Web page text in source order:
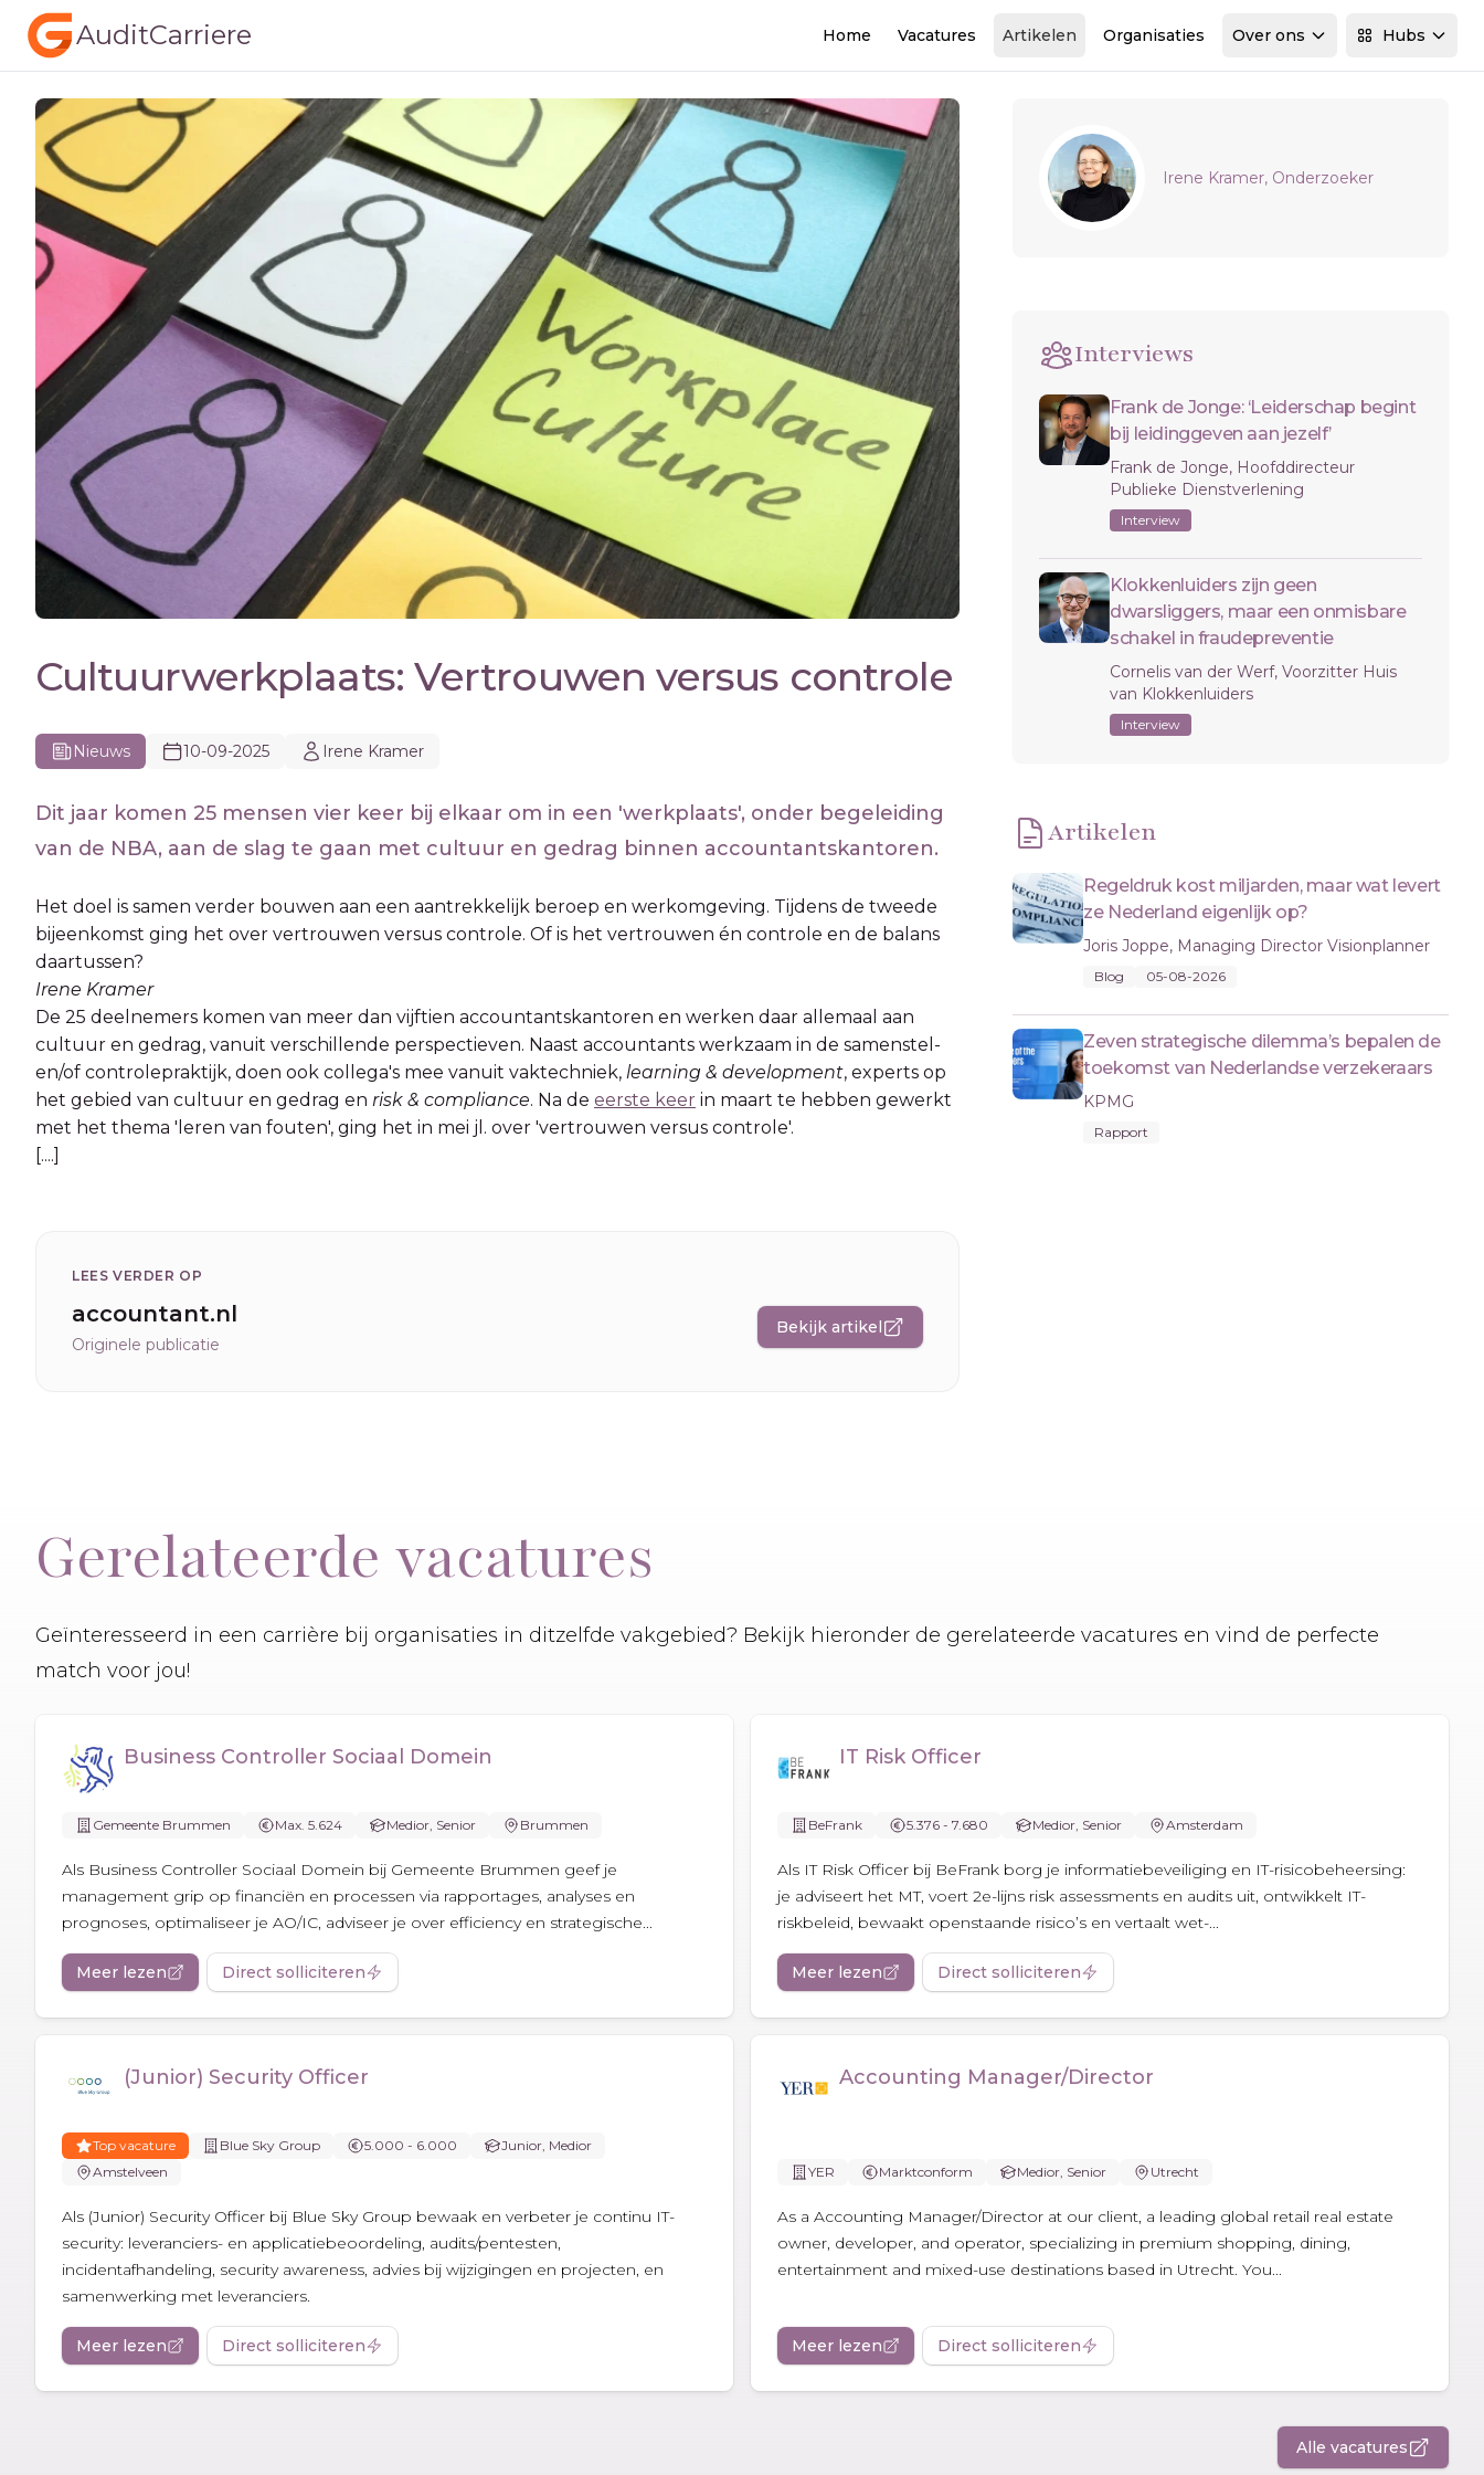
AuditCarriere Home Vacatures Artikelen Organisaties Over ons Hubs
Cultuurwerkplaats: Vertrouwen versus controle
Nieuws 10-09-2025 Irene Kramer
Dit jaar komen 25 mensen vier keer bij elkaar om in een 'werkplaats', onder begeleiding
van de NBA, aan de slag te gaan met cultuur en gedrag binnen accountantskantoren.
Het doel is samen verder bouwen aan een aantrekkelijk beroep en werkomgeving. Tijdens de tweede
bijeenkomst ging het over vertrouwen versus controle. Of is het vertrouwen én controle en de balans
daartussen?
Irene Kramer
De 25 deelnemers komen van meer dan vijftien accountantskantoren en werken daar allemaal aan
cultuur en gedrag, vanuit verschillende perspectieven. Naast accountants werkzaam in de samenstel-
en/of controlepraktijk, doen ook collega's mee vanuit vaktechniek, learning & development, experts op
het gebied van cultuur en gedrag en risk & compliance. Na de eerste keer in maart te hebben gewerkt
met het thema 'leren van fouten', ging het in mei jl. over 'vertrouwen versus controle'.
[....]
LEES VERDER OP
accountant.nl
Originele publicatie
Bekijk artikel
Sidebar
Irene Kramer, Onderzoeker
Interviews
Frank de Jonge: ‘Leiderschap begint
bij leidinggeven aan jezelf’
Frank de Jonge, Hoofddirecteur
Publieke Dienstverlening
Interview
Klokkenluiders zijn geen
dwarsliggers, maar een onmisbare
schakel in fraudepreventie
Cornelis van der Werf, Voorzitter Huis
van Klokkenluiders
Interview
Artikelen
Regeldruk kost miljarden, maar wat levert
ze Nederland eigenlijk op?
Joris Joppe, Managing Director Visionplanner
Blog 05-08-2026
Zeven strategische dilemma’s bepalen de
toekomst van Nederlandse verzekeraars
KPMG
Rapport
Gerelateerde vacatures
Geïnteresseerd in een carrière bij organisaties in ditzelfde vakgebied? Bekijk hieronder de gerelateerde vacatures en vind de perfecte
match voor jou!
Business Controller Sociaal Domein
Gemeente Brummen Max. 5.624 Medior, Senior Brummen
Als Business Controller Sociaal Domein bij Gemeente Brummen geef je
management grip op financiën en processen via rapportages, analyses en
prognoses, optimaliseer je AO/IC, adviseer je over efficiency en strategische...
Meer lezen Direct solliciteren
IT Risk Officer
BeFrank 5.376 - 7.680 Medior, Senior Amsterdam
Als IT Risk Officer bij BeFrank borg je informatiebeveiliging en IT-risicobeheersing:
je adviseert het MT, voert 2e-lijns risk assessments en audits uit, ontwikkelt IT-
riskbeleid, bewaakt openstaande risico’s en vertaalt wet-...
Meer lezen Direct solliciteren
(Junior) Security Officer
Top vacature Blue Sky Group 5.000 - 6.000
Junior, Medior
Amstelveen
Als (Junior) Security Officer bij Blue Sky Group bewaak en verbeter je continu IT-
security: leveranciers- en applicatiebeoordeling, audits/pentesten,
incidentafhandeling, security awareness, advies bij wijzigingen en projecten, en
samenwerking met leveranciers.
Meer lezen Direct solliciteren
Accounting Manager/Director
YER Marktconform Medior, Senior Utrecht
As a Accounting Manager/Director at our client, a leading global retail real estate
owner, developer, and operator, specializing in premium shopping, dining,
entertainment and mixed-use destinations based in Utrecht. You...
Meer lezen Direct solliciteren
Alle vacatures